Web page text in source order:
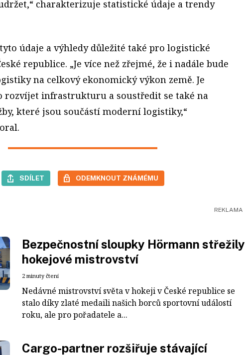
charakterizuje statistické údaje a trendy
údaje a výhledy důležité také pro logistické
republice. „Je více než zřejmé, že i nadále bude
na celkový ekonomický výkon země. Je
rozvíjet infrastrukturu a soustředit se také na
které jsou součástí moderní logistiky,“
SDÍLET ODEMKNOUT ZNÁMÉMU
Bezpečnostní sloupky Hörmann střežily
hokejové mistrovství
2 minuty čtení
Nedávné mistrovství světa v hokeji v České republice se
stalo díky zlaté medaili našich borců sportovní událostí
roku, ale pro pořadatele a...
Cargo-partner rozšiřuje stávající